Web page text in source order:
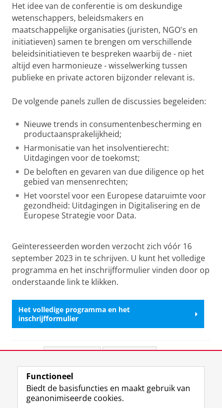
Het idee van de conferentie is om deskundige
wetenschappers, beleidsmakers en
maatschappelijke organisaties (juristen, NGO's en
initiatieven) samen te brengen om verschillende
beleidsinitiatieven te bespreken waarbij de - niet
altijd even harmonieuze - wisselwerking tussen
publieke en private actoren bijzonder relevant is.
De volgende panels zullen de discussies begeleiden:
Nieuwe trends in consumentenbescherming en
productaansprakelijkheid;
Harmonisatie van het insolventierecht:
Uitdagingen voor de toekomst;
De beloften en gevaren van due diligence op het
gebied van mensenrechten;
Het voorstel voor een Europese dataruimte voor
gezondheid: Uitdagingen in Digitalisering en de
Europese Strategie voor Data.
Geïnteresseerden worden verzocht zich vóór 16
september 2023 in te schrijven. U kunt het volledige
programma en het inschrijfformulier vinden door op
onderstaande link te klikken.
Het volledige programma en het
inschrijfformulier
View this page in:
Functioneel
Biedt de basisfuncties en maakt gebruik van
geanonimiseerde cookies.